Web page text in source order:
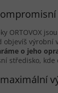
ORTOVOX
objevíš výrobní
o jeho
středisko, kde